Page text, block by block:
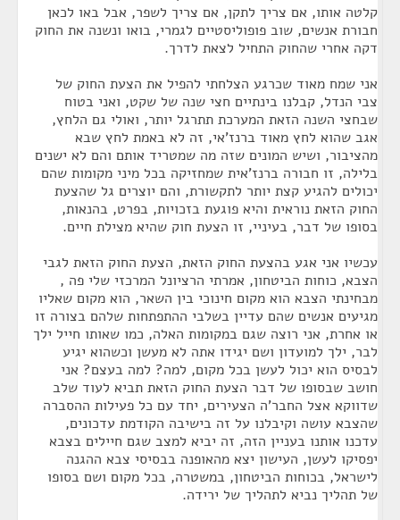
קלטה אותו, אם צריך לתקן, אם צריך לשפר, אבל באו לכאן
חבורת אנשים, שוב פופוליסטיים לגמרי, בואו ונשנה את החוק
דקה אחרי שהחוק התחיל לצאת לדרך.
אני שמח מאוד שכרגע הצלחתי להפיל את הצעת החוק של
צבי הנדל, קבלנו בינתיים חצי שנה של שקט, ואני בטוח
שבחצי השנה הזאת המערכת תתרגל יותר, ואולי גם הלחץ,
אגב שהוא לחץ מאוד ברנז'אי, זה לא באמת לחץ שבא
מהציבור, ושיש המונים שזה מה שמטריד אותם והם לא ישנים
בלילה, זו חבורה ברנז'אית שמחזיקה בכל מיני מקומות שהם
יכולים להגיע קצת יותר לתקשורת, והם יוצרים גל שהצעת
החוק הזאת נוראית והיא פוגעת בזכויות, בפרט, בהנאות,
בסופו של דבר, בעיניי, זו הצעת חוק שהיא מצילת חיים.
עכשיו אני אגע בהצעת החוק הזאת, הצעת החוק הזאת לגבי
הצבא, כוחות הביטחון, אמרתי הרציונל המרכזי שלי פה ,
מבחינתי הצבא הוא מקום חינוכי בין השאר, הוא מקום שאליו
מגיעים אנשים שהם עדיין בשלבי ההתפתחות שלהם בצורה זו
או אחרת, אני רוצה שגם במקומות האלה, כמו שאותו חייל ילך
לבר, ילך למועדון ושם יגידו אתה לא מעשן וכשהוא יגיע
לבסיס הוא יכול לעשן בכל מקום, למה? למה בעצם? אני
חושב שבסופו של דבר הצעת החוק הזאת תביא לעוד שלב
שדווקא אצל החבר'ה הצעירים, יחד עם כל פעילות ההסברה
שהצבא עושה וקיבלנו על זה בישיבה הקודמת עדכונים,
עדכנו אותנו בעניין הזה, זה יביא למצב שגם חיילים בצבא
יפסיקו לעשן, העישון יצא מהאופנה בבסיסי צבא ההגנה
לישראל, בכוחות הביטחון, במשטרה, בכל מקום ושם בסופו
של תהליך נביא לתהליך של ירידה.